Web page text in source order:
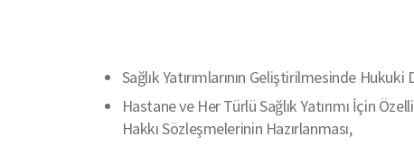
Sağlık Yatırımlarının Geliştirilmesinde Hukuki
Hastane ve Her Türlü Sağlık Yatırımı İçin
Hakkı Sözleşmelerinin Hazırlanması,